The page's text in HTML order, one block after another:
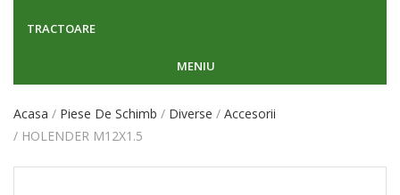
TRACTOARE
MENIU
Acasa Piese De Schimb Diverse
Accesorii
HOLENDER M12X1.5